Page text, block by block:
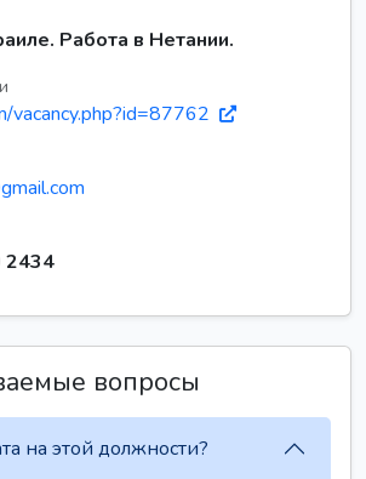
Работа в Нетании.
vacancy.php?id=87762
2434
вопросы
на этой должности?